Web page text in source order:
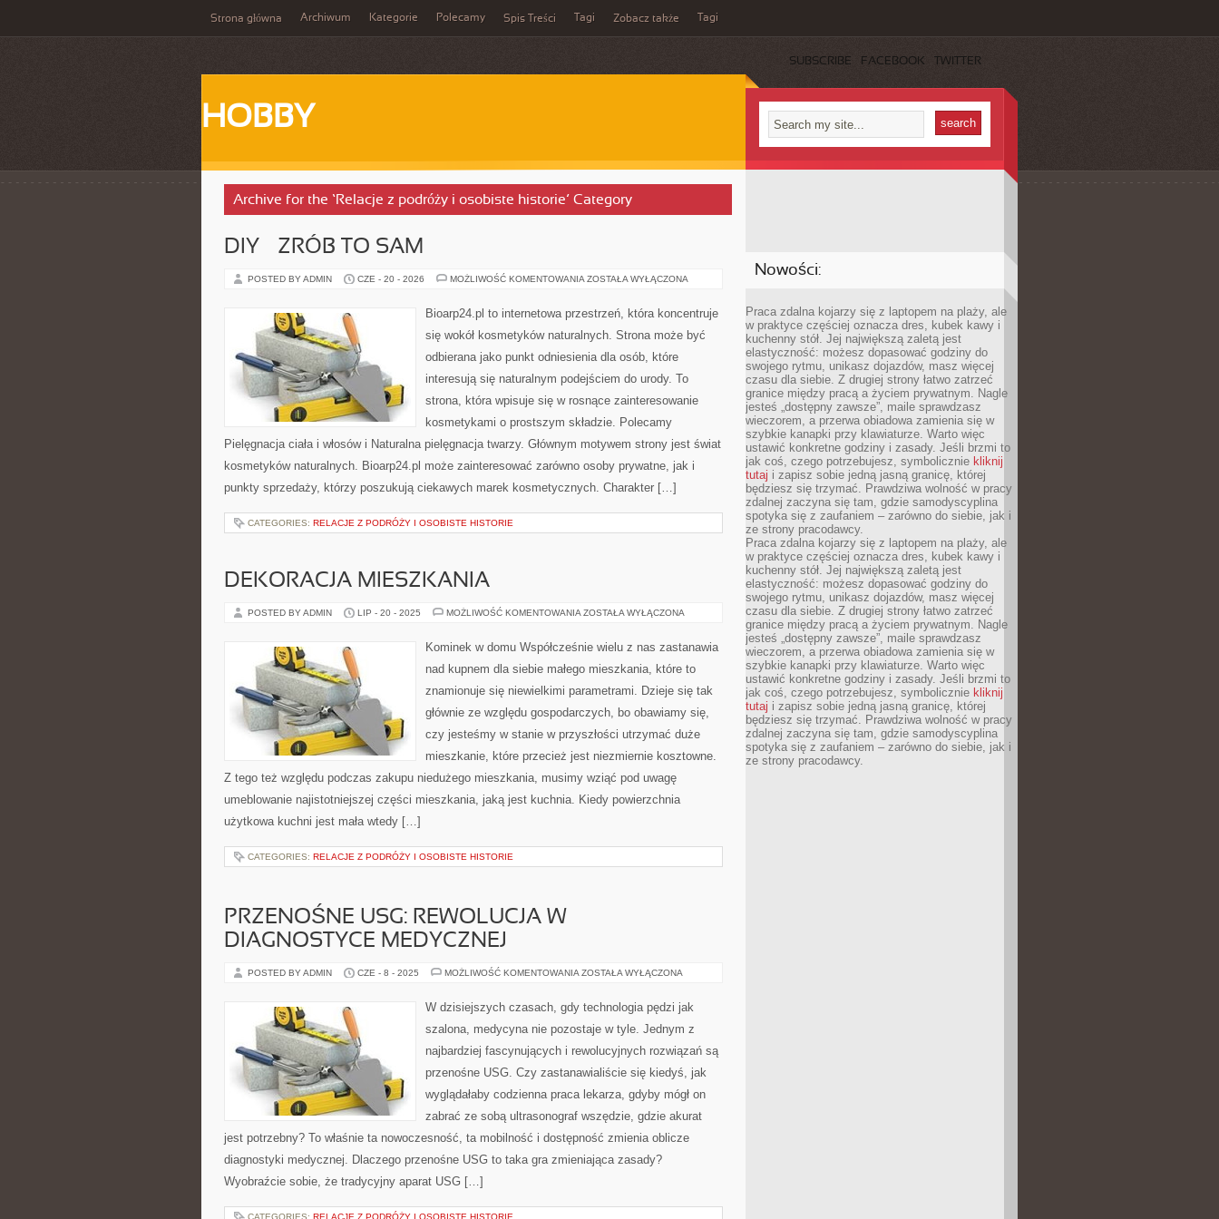
Strona główna Archiwum Kategorie Polecamy Spis Treści Tagi Zobacz także Tagi
SUBSCRIBE FACEBOOK TWITTER
HOBBY
Archive for the ‘Relacje z podróży i osobiste historie’ Category
DIY – ZRÓB TO SAM
POSTED BY ADMIN CZE - 20 - 2026 MOŻLIWOŚĆ KOMENTOWANIA DIY
TO
SAM
ZOSTAŁA WYŁĄCZONA
Bioarp24.pl to internetowa przestrzeń, która koncentruje
się wokół kosmetyków naturalnych. Strona może być
odbierana jako punkt odniesienia dla osób, które
interesują się naturalnym podejściem do urody. To
strona, która wpisuje się w rosnące zainteresowanie
kosmetykami o prostszym składzie. Polecamy
Pielęgnacja ciała i włosów i Naturalna pielęgnacja twarzy. Głównym motywem strony jest świat
kosmetyków naturalnych. Bioarp24.pl może zainteresować zarówno osoby prywatne, jak i
punkty sprzedaży, którzy poszukują ciekawych marek kosmetycznych. Charakter […]
CATEGORIES: RELACJE Z PODRÓŻY I OSOBISTE HISTORIE
DEKORACJA MIESZKANIA
POSTED BY ADMIN LIP - 20 - 2025 MOŻLIWOŚĆ KOMENTOWANIA DEKORACJA
ZOSTAŁA WYŁĄCZONA
Kominek w domu Współcześnie wielu z nas zastanawia
nad kupnem dla siebie małego mieszkania, które to
znamionuje się niewielkimi parametrami. Dzieje się tak
głównie ze względu gospodarczych, bo obawiamy się,
czy jesteśmy w stanie w przyszłości utrzymać duże
mieszkanie, które przecież jest niezmiernie kosztowne.
Z tego też względu podczas zakupu niedużego mieszkania, musimy wziąć pod uwagę
umeblowanie najistotniejszej części mieszkania, jaką jest kuchnia. Kiedy powierzchnia
użytkowa kuchni jest mała wtedy […]
CATEGORIES: RELACJE Z PODRÓŻY I OSOBISTE HISTORIE
PRZENOŚNE USG: REWOLUCJA W
DIAGNOSTYCE MEDYCZNEJ
POSTED BY ADMIN CZE - 8 - 2025 MOŻLIWOŚĆ KOMENTOWANIA PRZENOŚNE
W
DIAGNOSTYCE
ZOSTAŁA WYŁĄCZONA
W dzisiejszych czasach, gdy technologia pędzi jak
szalona, medycyna nie pozostaje w tyle. Jednym z
najbardziej fascynujących i rewolucyjnych rozwiązań są
przenośne USG. Czy zastanawialiście się kiedyś, jak
wyglądałaby codzienna praca lekarza, gdyby mógł on
zabrać ze sobą ultrasonograf wszędzie, gdzie akurat
jest potrzebny? To właśnie ta nowoczesność, ta mobilność i dostępność zmienia oblicze
diagnostyki medycznej. Dlaczego przenośne USG to taka gra zmieniająca zasady?
Wyobraźcie sobie, że tradycyjny aparat USG […]
CATEGORIES: RELACJE Z PODRÓŻY I OSOBISTE HISTORIE
Nowości:
Praca zdalna kojarzy się z laptopem na plaży, ale
w praktyce częściej oznacza dres, kubek kawy i
kuchenny stół. Jej największą zaletą jest
elastyczność: możesz dopasować godziny do
swojego rytmu, unikasz dojazdów, masz więcej
czasu dla siebie. Z drugiej strony łatwo zatrzeć
granice między pracą a życiem prywatnym. Nagle
jesteś „dostępny zawsze”, maile sprawdzasz
wieczorem, a przerwa obiadowa zamienia się w
szybkie kanapki przy klawiaturze. Warto więc
ustawić konkretne godziny i zasady. Jeśli brzmi to
jak coś, czego potrzebujesz, symbolicznie kliknij
tutaj i zapisz sobie jedną jasną granicę, której
będziesz się trzymać. Prawdziwa wolność w pracy
zdalnej zaczyna się tam, gdzie samodyscyplina
spotyka się z zaufaniem – zarówno do siebie, jak i
ze strony pracodawcy.
Praca zdalna kojarzy się z laptopem na plaży, ale
w praktyce częściej oznacza dres, kubek kawy i
kuchenny stół. Jej największą zaletą jest
elastyczność: możesz dopasować godziny do
swojego rytmu, unikasz dojazdów, masz więcej
czasu dla siebie. Z drugiej strony łatwo zatrzeć
granice między pracą a życiem prywatnym. Nagle
jesteś „dostępny zawsze”, maile sprawdzasz
wieczorem, a przerwa obiadowa zamienia się w
szybkie kanapki przy klawiaturze. Warto więc
ustawić konkretne godziny i zasady. Jeśli brzmi to
jak coś, czego potrzebujesz, symbolicznie kliknij
tutaj i zapisz sobie jedną jasną granicę, której
będziesz się trzymać. Prawdziwa wolność w pracy
zdalnej zaczyna się tam, gdzie samodyscyplina
spotyka się z zaufaniem – zarówno do siebie, jak i
ze strony pracodawcy.